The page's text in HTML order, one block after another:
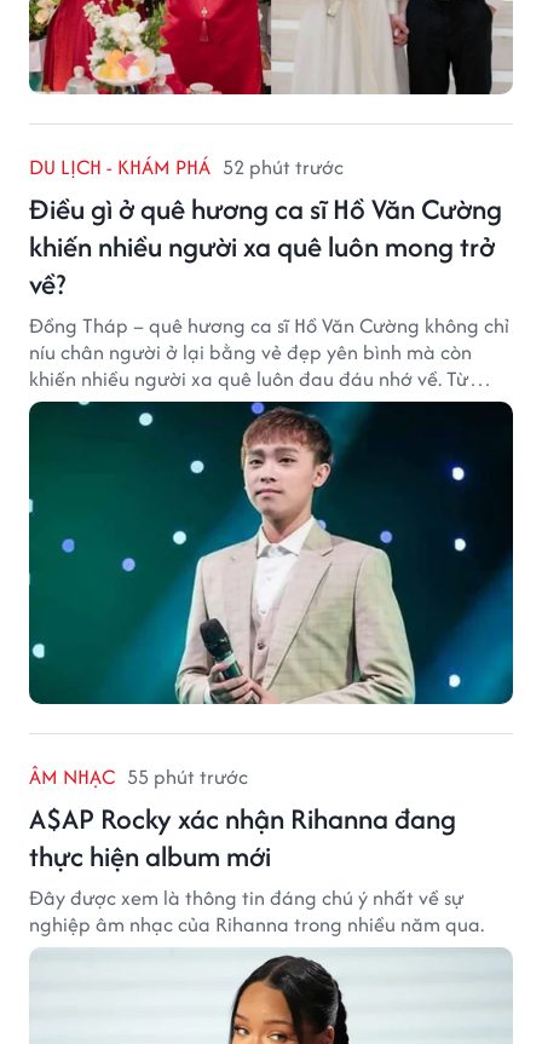
DU LỊCH - KHÁM PHÁ 52 phút trước
Điều gì ở quê hương ca sĩ Hồ Văn Cường
khiến nhiều người xa quê luôn mong trở
về?
Đồng Tháp – quê hương ca sĩ Hồ Văn Cường không chỉ
níu chân người ở lại bằng vẻ đẹp yên bình mà còn
khiến nhiều người xa quê luôn đau đáu nhớ về. Từ
cảnh sắc, ẩm thực đến tình người mộc mạc, tất cả tạo
nên sức hút rất riêng của vùng đất sen hồng.
ÂM NHẠC 55 phút trước
A$AP Rocky xác nhận Rihanna đang
thực hiện album mới
Đây được xem là thông tin đáng chú ý nhất về sự
nghiệp âm nhạc của Rihanna trong nhiều năm qua.